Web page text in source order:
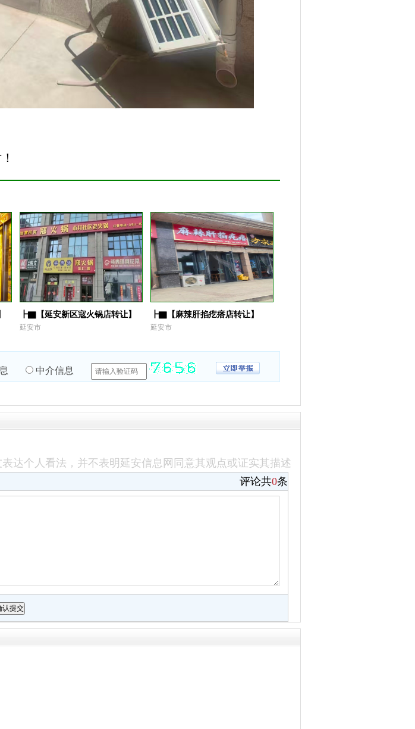
┣▇【延安新区寇火锅店转让】
延安市
┣▇【麻辣肝掐疙瘩店转让】
延安市
中介信息
达个人看法，并不表明延安信息网同意其观点或证实其描述
评论共0条